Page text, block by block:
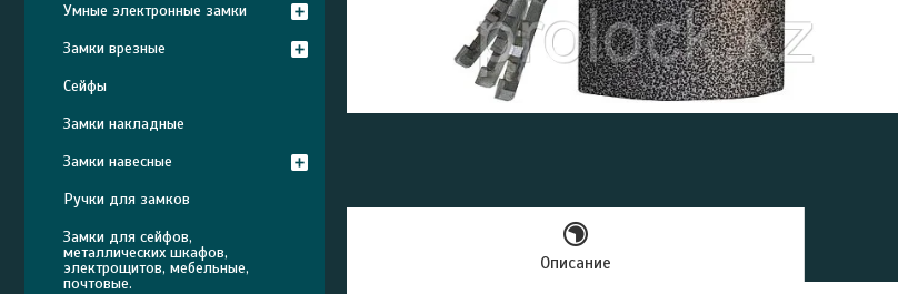
Описание
Умные электронные замки
Замки врезные
Сейфы
Замки накладные
Замки навесные
Ручки для замков
Замки для сейфов,
металлических шкафов,
электрощитов, мебельные,
почтовые.